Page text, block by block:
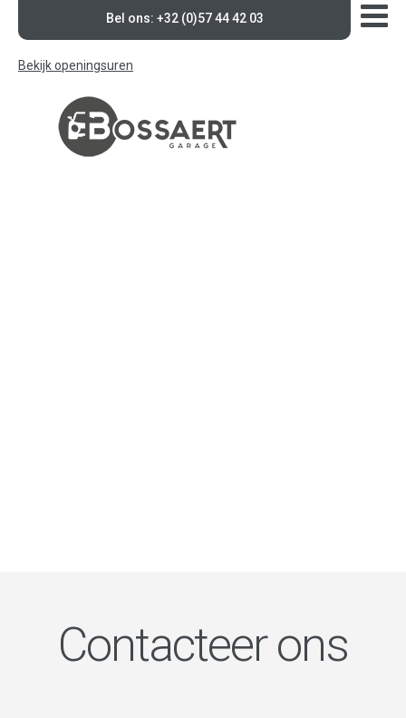
Bel ons: +32 (0)57 44 42 03
Bekijk openingsuren
Contacteer ons